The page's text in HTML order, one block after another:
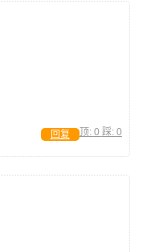
顶: 0 踩: 0
回复